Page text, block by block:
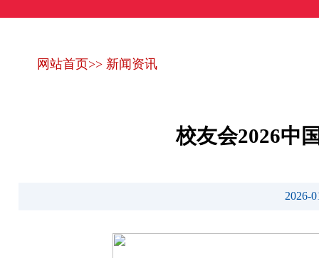
网站首页>> 新闻资讯
校友会2026中
2026-